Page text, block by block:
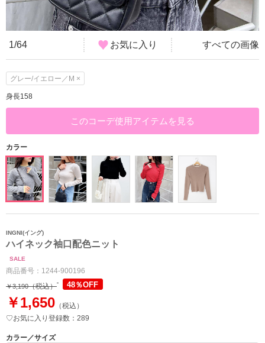
1/64 お気に入り すべての画像
グレー/イエロー／M ×
身長158
このコーデ使用アイテムを見る
カラー
INGNI(イング)
ハイネック袖口配色ニット
SALE
商品番号： 1244-900196
￥3,190（税込） 48％OFF
￥1,650 （税込）
♡お気に入り登録数：289
カラー／サイズ